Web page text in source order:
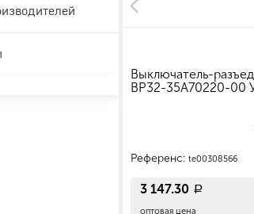
Выключатель-
ВР32-35А70220-00
Референс: te00308566
3 147.30 a
оптовая цена